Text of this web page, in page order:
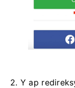
2. Y ap